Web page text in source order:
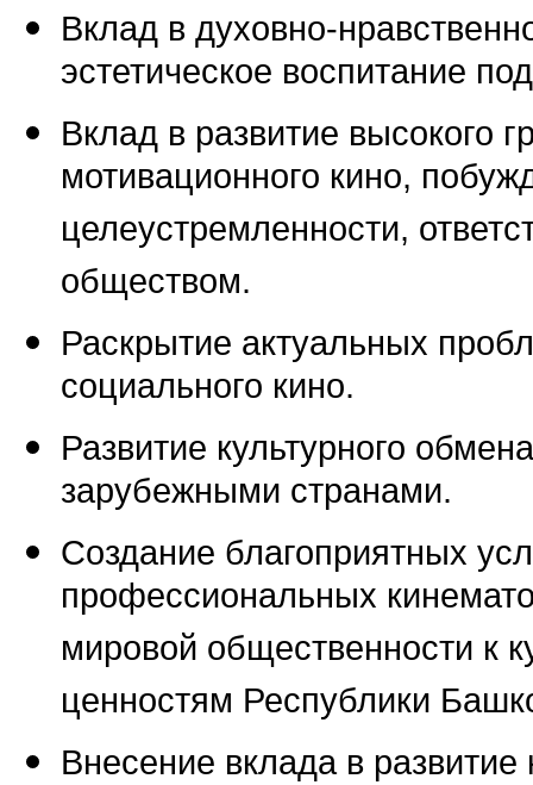
Вклад в духовно-
эстетическое воспитание
Вклад в развитие высокого
мотивационного кино,
целеустремленности,
обществом.
Раскрытие актуальных
социального кино.
Развитие культурного
зарубежными странами.
Создание благоприятных
профессиональных
мировой общественности к
ценностям Республики
Внесение вклада в развитие